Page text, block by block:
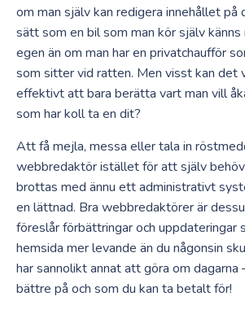
om man själv kan redigera innehållet på
sätt som en bil som man kör själv känns
egen än om man har en privatchaufför
som sitter vid ratten. Men visst kan det
effektivt att bara berätta vart man vill
som har koll ta en dit?
Att få mejla, messa eller tala in
webbredaktör istället för att själv
brottas med ännu ett administrativt
en lättnad. Bra webbredaktörer är
föreslår förbättringar och uppdateringar
hemsida mer levande än du någonsin
har sannolikt annat att göra om dagarna
bättre på och som du kan ta betalt för!